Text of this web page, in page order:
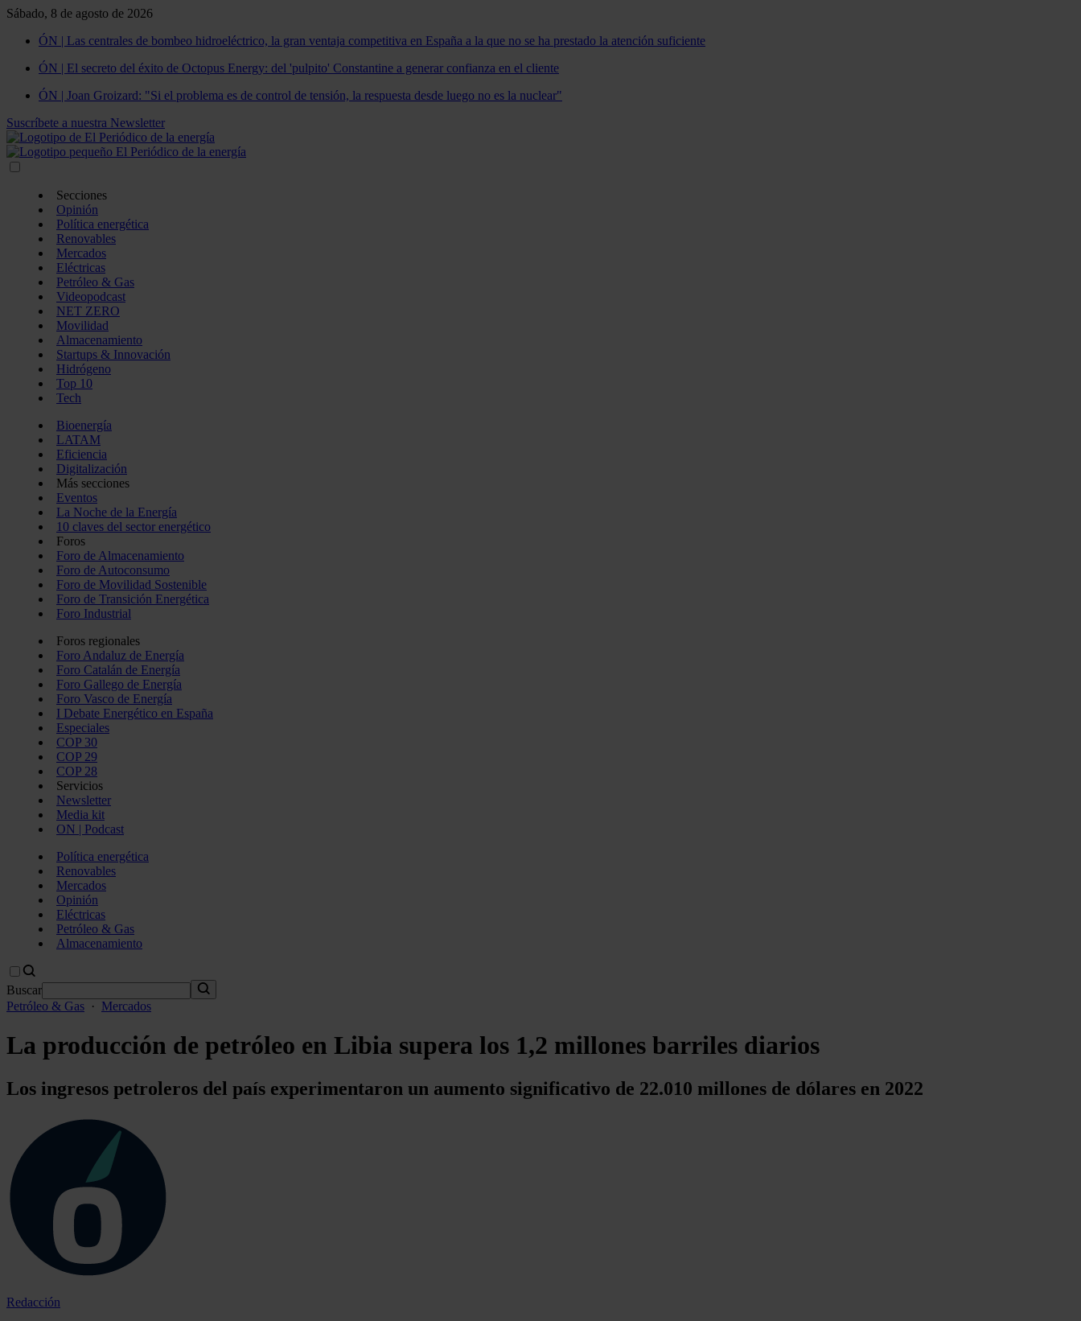
Sábado, 8 de agosto de 2026
ÓN | Las centrales de bombeo hidroeléctrico, la gran ventaja competitiva en España a la que no se ha prestado la atención suficiente
ÓN | El secreto del éxito de Octopus Energy: del 'pulpito' Constantine a generar confianza en el cliente
ÓN | Joan Groizard: "Si el problema es de control de tensión, la respuesta desde luego no es la nuclear"
Suscríbete a nuestra Newsletter
Secciones
Opinión
Política energética
Renovables
Mercados
Eléctricas
Petróleo & Gas
Videopodcast
NET ZERO
Movilidad
Almacenamiento
Startups & Innovación
Hidrógeno
Top 10
Tech
Bioenergía
LATAM
Eficiencia
Digitalización
Más secciones
Eventos
La Noche de la Energía
10 claves del sector energético
Foros
Foro de Almacenamiento
Foro de Autoconsumo
Foro de Movilidad Sostenible
Foro de Transición Energética
Foro Industrial
Foros regionales
Foro Andaluz de Energía
Foro Catalán de Energía
Foro Gallego de Energía
Foro Vasco de Energía
I Debate Energético en España
Especiales
COP 30
COP 29
COP 28
Servicios
Newsletter
Media kit
ON | Podcast
Política energética
Renovables
Mercados
Opinión
Eléctricas
Petróleo & Gas
Almacenamiento
Buscar
Petróleo & Gas · Mercados
La producción de petróleo en Libia supera los 1,2 millones barriles diarios
Los ingresos petroleros del país experimentaron un aumento significativo de 22.010 millones de dólares en 2022
Redacción